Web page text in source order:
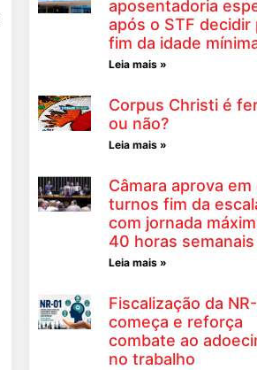
aposentadoria
após o STF decidir
fim da idade
Leia mais »
Corpus Christi é
ou não?
Leia mais »
Câmara aprova em
turnos fim da
com jornada
40 horas semanais
Leia mais »
Fiscalização da
começa e reforça
combate ao
no trabalho